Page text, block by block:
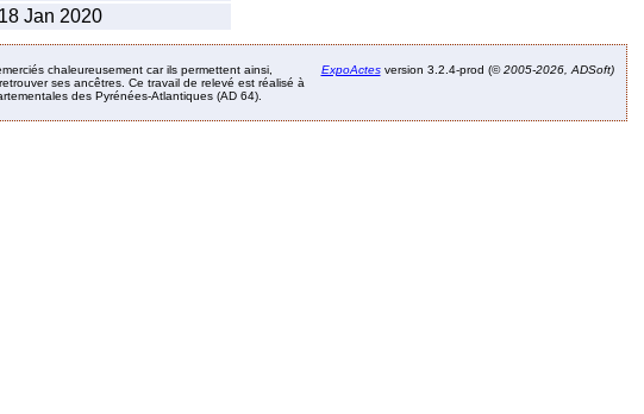
18 Jan 2020
chaleureusement car ils permettent ainsi,
ses ancêtres. Ce travail de relevé est réalisé à
des Pyrénées-Atlantiques (AD 64).
ExpoActesversion 3.2.4-prod (©2005-2026, ADSoft)